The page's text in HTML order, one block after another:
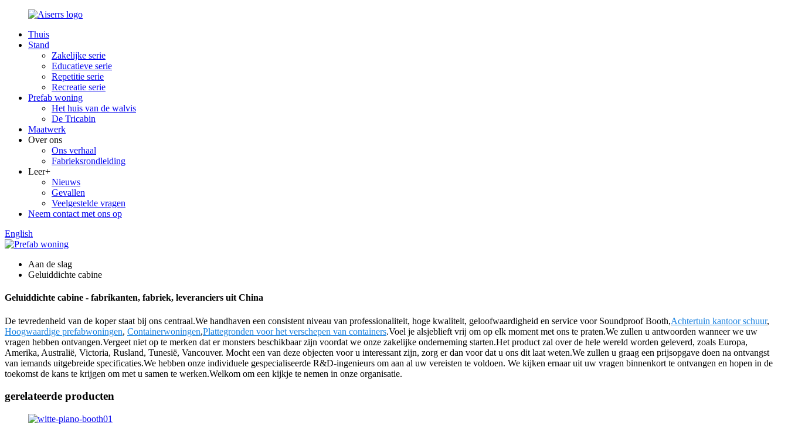
Thuis
Stand
Zakelijke serie
Educatieve serie
Repetitie serie
Recreatie serie
Prefab woning
Het huis van de walvis
De Tricabin
Maatwerk
Over ons
Ons verhaal
Fabrieksrondleiding
Leer+
Nieuws
Gevallen
Veelgestelde vragen
Neem contact met ons op
English
Aan de slag
Geluiddichte cabine
Geluiddichte cabine - fabrikanten, fabriek, leveranciers uit China
De tevredenheid van de koper staat bij ons centraal.We handhaven een consistent niveau van professionaliteit, hoge kwaliteit, geloofwaardigheid en service voor Soundproof Booth,Achtertuin kantoor schuur,
Hoogwaardige prefabwoningen, Containerwoningen,Plattegronden voor het verschepen van containers.Voel je alsjeblieft vrij om op elk moment met ons te praten.We zullen u antwoorden wanneer we uw
vragen hebben ontvangen.Vergeet niet op te merken dat er monsters beschikbaar zijn voordat we onze zakelijke onderneming starten.Het product zal over de hele wereld worden geleverd, zoals Europa,
Amerika, Australië, Victoria, Rusland, Tunesië, Vancouver. Mocht een van deze objecten voor u interessant zijn, zorg er dan voor dat u ons dit laat weten.We zullen u graag een prijsopgave doen na ontvangst
van iemands uitgebreide specificaties.We hebben onze individuele gespecialiseerde R&D-ingenieurs om aan al uw vereisten te voldoen. We kijken ernaar uit uw vragen binnenkort te ontvangen en hopen in de
toekomst de kans te krijgen om met u samen te werken.Welkom om een ​​kijkje te nemen in onze organisatie.
gerelateerde producten